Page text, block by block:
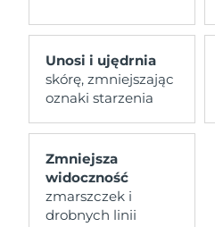
Unosi i ujędrnia
skórę, zmniejszając
oznaki starzenia
Zmniejsza
widoczność
zmarszczek i
drobnych linii